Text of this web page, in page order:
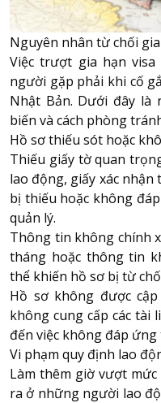
Nguyên nhân từ chối
Việc trượt gia hạn
người gặp phải khi cố
Nhật Bản. Dưới đây
biến và cách phòng
Hồ sơ thiếu sót hoặc
Thiếu giấy tờ quan
lao động, giấy xác nhận
bị thiếu hoặc không
quản lý.
Thông tin không chính
tháng hoặc thông tin
thể khiến hồ sơ bị từ
Hồ sơ không được
không cung cấp các tài
đến việc không đáp
Vi phạm quy định lao
Làm thêm giờ vượt
ra ở những người lao